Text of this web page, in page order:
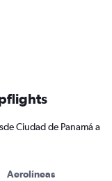
Ciudad de Panamá a
Aerolíneas